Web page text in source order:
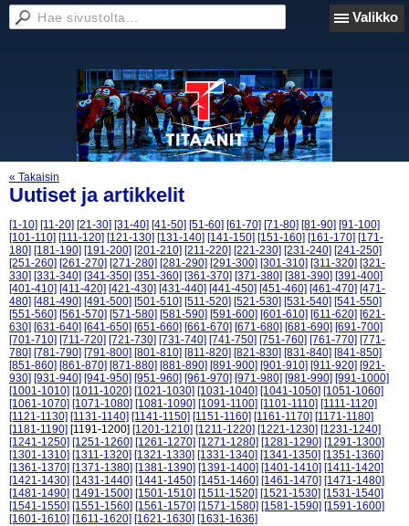
Valikko
« Takaisin
Uutiset ja artikkelit
[1-10] [11-20] [21-30] [31-40] [41-50] [51-60] [61-70] [71-80] [81-90] [91-100]
[101-110] [111-120] [121-130] [131-140] [141-150] [151-160] [161-170] [171-
180] [181-190] [191-200] [201-210] [211-220] [221-230] [231-240] [241-250]
[251-260] [261-270] [271-280] [281-290] [291-300] [301-310] [311-320] [321-
330] [331-340] [341-350] [351-360] [361-370] [371-380] [381-390] [391-400]
[401-410] [411-420] [421-430] [431-440] [441-450] [451-460] [461-470] [471-
480] [481-490] [491-500] [501-510] [511-520] [521-530] [531-540] [541-550]
[551-560] [561-570] [571-580] [581-590] [591-600] [601-610] [611-620] [621-
630] [631-640] [641-650] [651-660] [661-670] [671-680] [681-690] [691-700]
[701-710] [711-720] [721-730] [731-740] [741-750] [751-760] [761-770] [771-
780] [781-790] [791-800] [801-810] [811-820] [821-830] [831-840] [841-850]
[851-860] [861-870] [871-880] [881-890] [891-900] [901-910] [911-920] [921-
930] [931-940] [941-950] [951-960] [961-970] [971-980] [981-990] [991-1000]
[1001-1010] [1011-1020] [1021-1030] [1031-1040] [1041-1050] [1051-1060]
[1061-1070] [1071-1080] [1081-1090] [1091-1100] [1101-1110] [1111-1120]
[1121-1130] [1131-1140] [1141-1150] [1151-1160] [1161-1170] [1171-1180]
[1181-1190] [1191-1200] [1201-1210] [1211-1220] [1221-1230] [1231-1240]
[1241-1250] [1251-1260] [1261-1270] [1271-1280] [1281-1290] [1291-1300]
[1301-1310] [1311-1320] [1321-1330] [1331-1340] [1341-1350] [1351-1360]
[1361-1370] [1371-1380] [1381-1390] [1391-1400] [1401-1410] [1411-1420]
[1421-1430] [1431-1440] [1441-1450] [1451-1460] [1461-1470] [1471-1480]
[1481-1490] [1491-1500] [1501-1510] [1511-1520] [1521-1530] [1531-1540]
[1541-1550] [1551-1560] [1561-1570] [1571-1580] [1581-1590] [1591-1600]
[1601-1610] [1611-1620] [1621-1630] [1631-1636]